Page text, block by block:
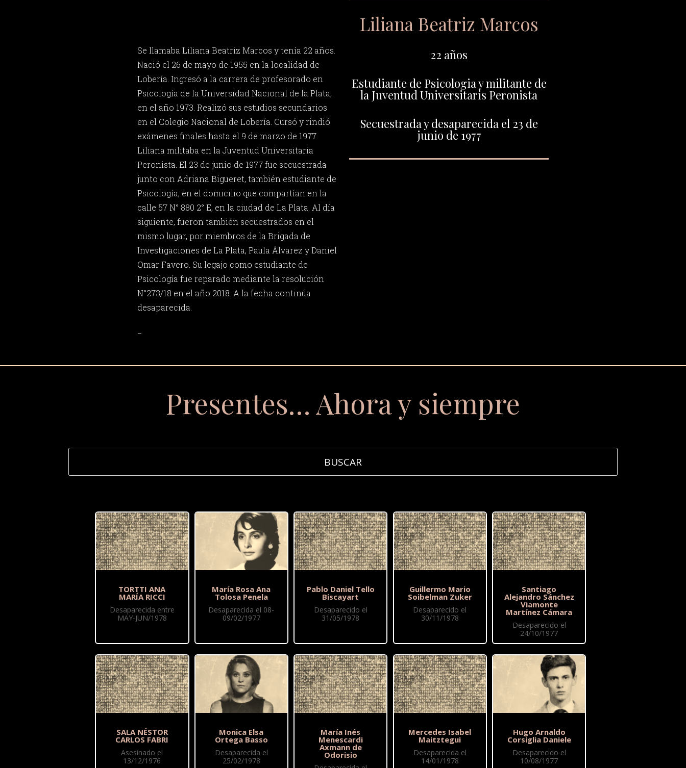
Se llamaba Liliana Beatriz Marcos y tenía 22 años.
Nació el 26 de mayo de 1955 en la localidad de
Lobería. Ingresó a la carrera de profesorado en
Psicología de la Universidad Nacional de la Plata,
en el año 1973. Realizó sus estudios secundarios
en el Colegio Nacional de Lobería. Cursó y rindió
exámenes finales hasta el 9 de marzo de 1977.
Liliana militaba en la Juventud Universitaria
Peronista. El 23 de junio de 1977 fue secuestrada
junto con Adriana Bigueret, también estudiante de
Psicología, en el domicilio que compartían en la
calle 57 N° 880 2° E, en la ciudad de La Plata. Al día
siguiente, fueron también secuestrados en el
mismo lugar, por miembros de la Brigada de
Investigaciones de La Plata, Paula Álvarez y Daniel
Omar Favero. Su legajo como estudiante de
Psicología fue reparado mediante la resolución
N°273/18 en el año 2018. A la fecha continúa
desaparecida.
Liliana Beatriz Marcos
22 años
Estudiante de Psicologia y militante de
la Juventud Universitaris Peronista
Secuestrada y desaparecida el 23 de
junio de 1977
Presentes… Ahora y siempre
TORTTI ANA
MARÍA RICCI
Desaparecida entre
MAY-JUN/1978
SALA NÉSTOR
CARLOS FABRI
Asesinado el
13/12/1976
María Rosa Ana
Tolosa Penela
Desaparecida el 08-
09/02/1977
Monica Elsa
Ortega Basso
Desaparecida el
25/02/1978
Pablo Daniel Tello
Biscayart
Desaparecido el
31/05/1978
María Inés
Menescardi
Axmann de
Odorisio
Guillermo Mario
Soibelman Zuker
Desaparecido el
30/11/1978
Mercedes Isabel
Maitztegui
Desaparecida el
14/01/1978
Santiago
Alejandro Sánchez
Viamonte
Martínez Cámara
Desaparecido el
24/10/1977
Hugo Arnaldo
Corsiglia Daniele
Desaparecido el
10/08/1977